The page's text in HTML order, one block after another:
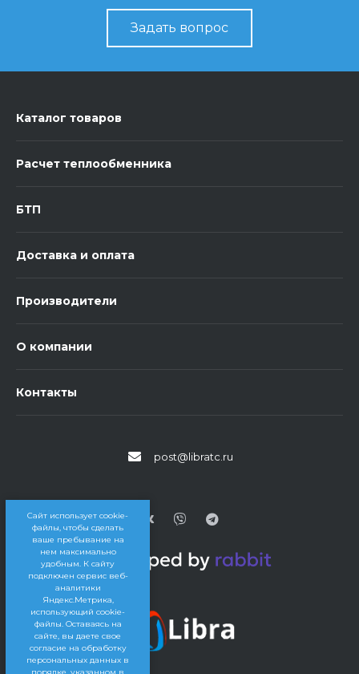
Сайт использует cookie-
файлы, чтобы сделать
ваше пребывание на
нем максимально
удобным. К cайту
подключен сервис веб-
аналитики
Яндекс.Метрика,
использующий cookie-
файлы. Оставаясь на
сайте, вы даете свое
согласие на обработку
персональных данных в
Задать вопрос
Каталог товаров
Расчет теплообменника
БТП
Доставка и оплата
Производители
О компании
Контакты
post@libratc.ru